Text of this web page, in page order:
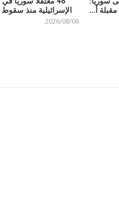
الإسرائيلية منذ
2026/08/06
أ...